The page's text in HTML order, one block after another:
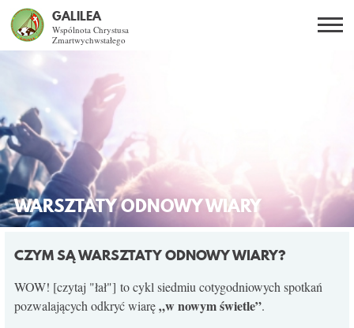
GALILEA
Wspólnota Chrystusa
Zmartwychwstałego
SPOTKANIA OTWARTE
DLA KOGO?
WSPÓLNOTA
WARSZTATY ODNOWY WIARY
CZYM SĄ WARSZTATY ODNOWY WIARY?
WOW! [czytaj "łał"] to cykl siedmiu cotygodniowych spotkań
pozwalających odkryć wiarę„w nowym świetle”.